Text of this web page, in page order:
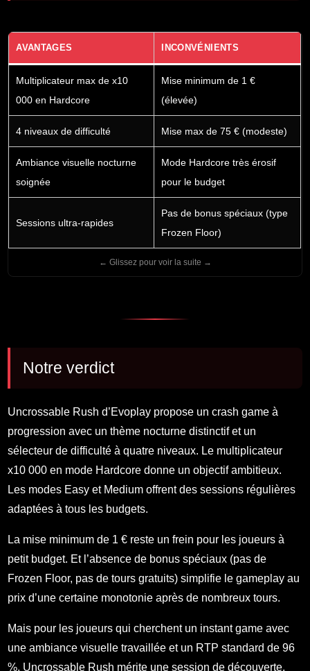
AVANTAGES INCONVÉNIENTS
Multiplicateur max de x10
000 en Hardcore
Mise minimum de 1 €
(élevée)
4 niveaux de difficulté Mise max de 75 € (modeste)
Ambiance visuelle nocturne
soignée
Mode Hardcore très érosif
pour le budget
Sessions ultra-rapides
Pas de bonus spéciaux (type
Frozen Floor)
Notre verdict
Uncrossable Rush d’Evoplay propose un crash game à
progression avec un thème nocturne distinctif et un
sélecteur de difficulté à quatre niveaux. Le multiplicateur
x10 000 en mode Hardcore donne un objectif ambitieux.
Les modes Easy et Medium offrent des sessions régulières
adaptées à tous les budgets.
La mise minimum de 1 € reste un frein pour les joueurs à
petit budget. Et l’absence de bonus spéciaux (pas de
Frozen Floor, pas de tours gratuits) simplifie le gameplay au
prix d’une certaine monotonie après de nombreux tours.
Mais pour les joueurs qui cherchent un instant game avec
une ambiance visuelle travaillée et un RTP standard de 96
%, Uncrossable Rush mérite une session de découverte.